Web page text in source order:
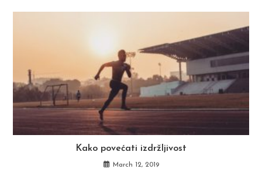
Kako povećati izdržljivost
March 12, 2019